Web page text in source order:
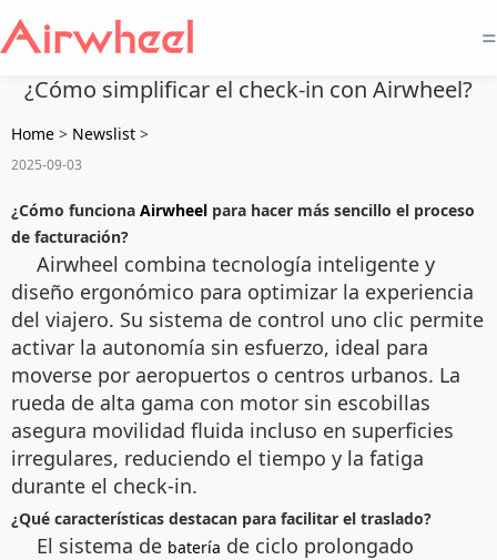
=
¿Cómo simplificar el check-in con Airwheel?
Home > Newslist >
2025-09-03
¿Cómo funciona Airwheel para hacer más sencillo el proceso
de facturación?
Airwheel combina tecnología inteligente y
diseño ergonómico para optimizar la experiencia
del viajero. Su sistema de control uno clic permite
activar la autonomía sin esfuerzo, ideal para
moverse por aeropuertos o centros urbanos. La
rueda de alta gama con motor sin escobillas
asegura movilidad fluida incluso en superficies
irregulares, reduciendo el tiempo y la fatiga
durante el check-in.
¿Qué características destacan para facilitar el traslado?
El sistema de batería de ciclo prolongado